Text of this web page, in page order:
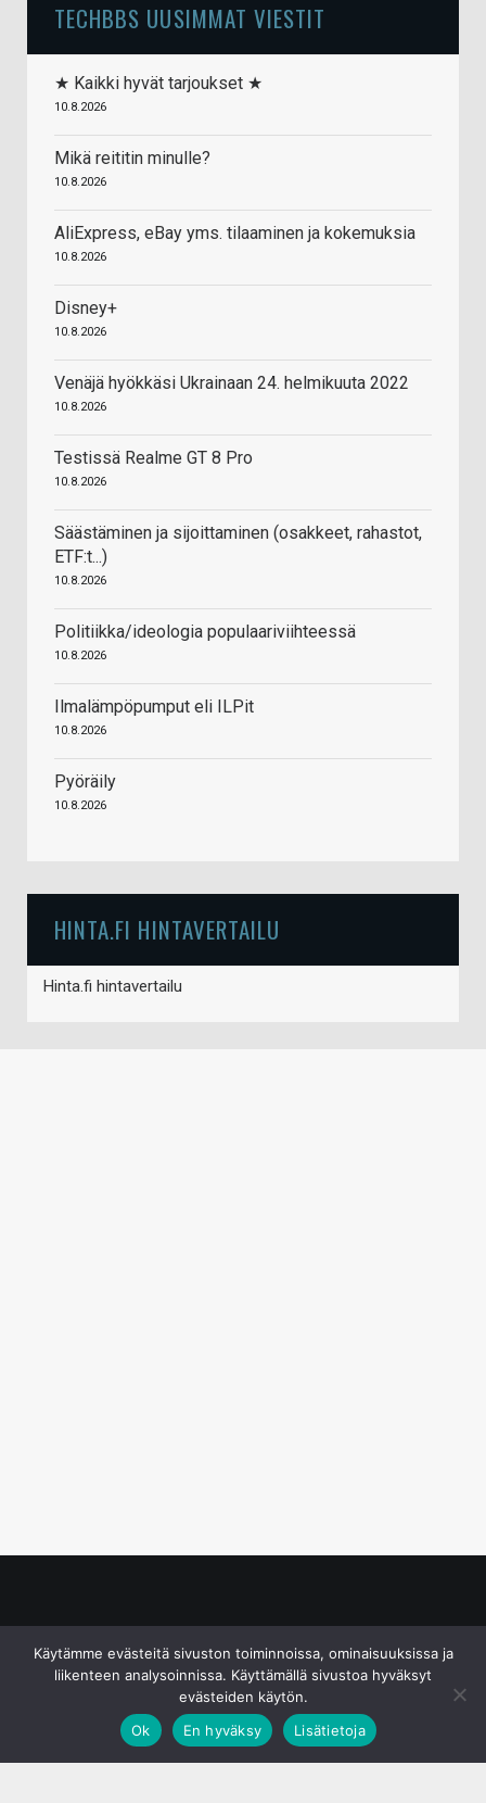
TECHBBS UUSIMMAT VIESTIT
★ Kaikki hyvät tarjoukset ★
10.8.2026
Mikä reititin minulle?
10.8.2026
AliExpress, eBay yms. tilaaminen ja kokemuksia
10.8.2026
Disney+
10.8.2026
Venäjä hyökkäsi Ukrainaan 24. helmikuuta 2022
10.8.2026
Testissä Realme GT 8 Pro
10.8.2026
Säästäminen ja sijoittaminen (osakkeet, rahastot,
ETF:t...)
10.8.2026
Politiikka/ideologia populaariviihteessä
10.8.2026
Ilmalämpöpumput eli ILPit
10.8.2026
Pyöräily
10.8.2026
HINTA.FI HINTAVERTAILU
Hinta.fi hintavertailu
Käytämme evästeitä sivuston toiminnoissa, ominaisuuksissa ja
liikenteen analysoinnissa. Käyttämällä sivustoa hyväksyt
evästeiden käytön.
Ok
En hyväksy Lisätietoja